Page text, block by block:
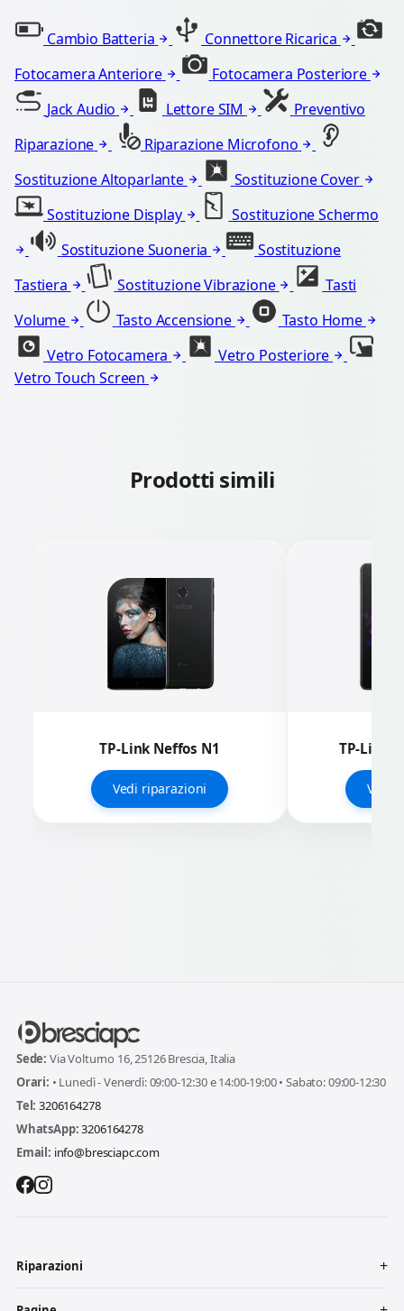
Cambio Batteria
Connettore Ricarica
Fotocamera Anteriore
Fotocamera Posteriore
Jack Audio
Lettore SIM
Preventivo
Riparazione
Riparazione Microfono
Sostituzione Altoparlante
Sostituzione Cover
Sostituzione Display
Sostituzione Schermo
Sostituzione Suoneria
Sostituzione
Tastiera
Sostituzione Vibrazione
Tasti
Volume
Tasto Accensione
Tasto Home
Vetro Fotocamera
Vetro Posteriore
Vetro Touch Screen
Prodotti simili
TP-Link Neffos N1
Vedi riparazioni
TP-Link
Vedi
Sede: Via Volturno 16, 25126 Brescia, Italia
Orari: • Lunedì - Venerdì: 09:00-12:30 e 14:00-19:00 • Sabato: 09:00-12:30
Tel: 3206164278
WhatsApp:3206164278
Email: info@bresciapc.com
Riparazioni